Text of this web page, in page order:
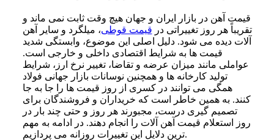
قیمت آهن در بازار ایران و جهان هیچ وقت ثابت نمی ماند و
تقریباً هر روز تغییراتی در قیمت قوطی، میلگرد و سایر آهن
آلات دیده می شود. دلیل اصلی این موضوع، وابستگی شدید
قیمت ها به شرایط اقتصادی داخلی و خارجی است.
عواملی مانند میزان عرضه و تقاضا، تغییر نرخ ارز، شرایط
تولید کارخانه ها و همچنین نوسانات بازار جهانی فولاد
همگی می توانند در کسری از روز قیمت ها را جا به جا
کنند. به همین خاطر است که خریداران و فروشندگان برای
تصمیم گیری درست، مجبورند هر روز و حتی چند بار در
روز استعلام قیمت آهن آلات را انجام دهند. در ادامه به مهم
ترین دلایل این تغییرات روزانه می پردازیم.